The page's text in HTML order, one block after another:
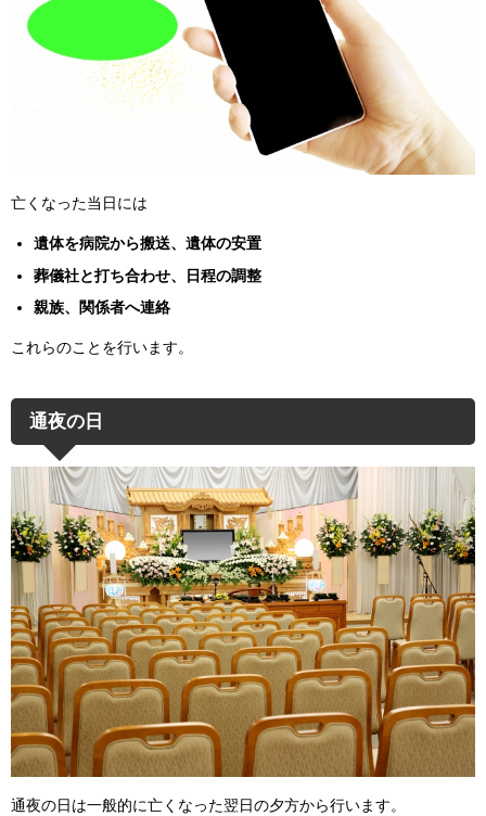
亡くなった当日には
遺体を病院から搬送、遺体の安置
葬儀社と打ち合わせ、日程の調整
親族、関係者へ連絡
これらのことを行います。
通夜の日
通夜の日は一般的に亡くなった翌日の夕方から行います。